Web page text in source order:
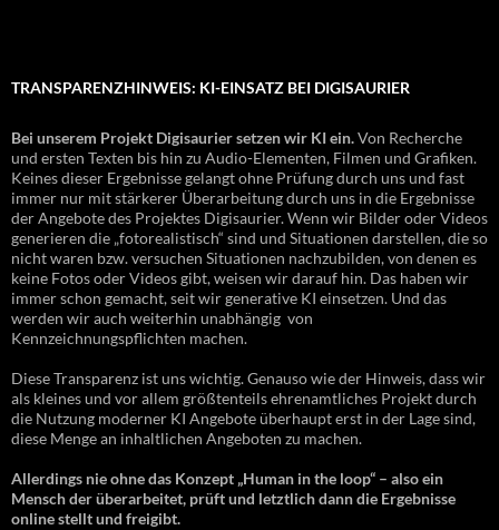
TRANSPARENZHINWEIS: KI-EINSATZ BEI DIGISAURIER
Bei unserem Projekt Digisaurier setzen wir KI ein.Von Recherche
und ersten Texten bis hin zu Audio-Elementen, Filmen und Grafiken.
Keines dieser Ergebnisse gelangt ohne Prüfung durch uns und fast
immer nur mit stärkerer Überarbeitung durch uns in die Ergebnisse
der Angebote des Projektes Digisaurier. Wenn wir Bilder oder Videos
generieren die „fotorealistisch“ sind und Situationen darstellen, die so
nicht waren bzw. versuchen Situationen nachzubilden, von denen es
keine Fotos oder Videos gibt, weisen wir darauf hin. Das haben wir
immer schon gemacht, seit wir generative KI einsetzen. Und das
werden wir auch weiterhin unabhängig von
Kennzeichnungspflichten machen.
Diese Transparenz ist uns wichtig. Genauso wie der Hinweis, dass wir
als kleines und vor allem größtenteils ehrenamtliches Projekt durch
die Nutzung moderner KI Angebote überhaupt erst in der Lage sind,
diese Menge an inhaltlichen Angeboten zu machen.
Allerdings nie ohne das Konzept „Human in the loop“ – also ein
Mensch der überarbeitet, prüft und letztlich dann die Ergebnisse
online stellt und freigibt.